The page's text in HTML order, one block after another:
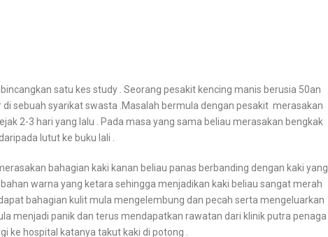
satu kes study . Seorang pesakit kencing manis berusia 50an
di sebuah syarikat swasta .Masalah bermula dengan pesakit merasakan
2-3 hari yang lalu . Pada masa yang sama beliau merasakan bengkak
lutut ke buku lali .
bahagian kaki kanan beliau panas berbanding dengan kaki yang
warna yang ketara sehingga menjadikan kaki beliau sangat merah
bahagian kulit mula mengelembung dan pecah serta mengeluarkan
menjadi panik dan terus mendapatkan rawatan dari klinik putra penaga
ke hospital katanya takut kaki di potong .